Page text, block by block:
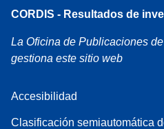
CORDIS - Resultados de
La Oficina de Publicaciones
gestiona este sitio web
Accesibilidad
Clasificación semiautomática